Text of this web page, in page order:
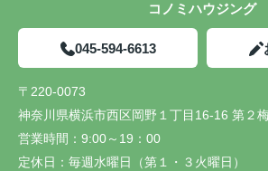
コノミハウジング
045-594-6613
〒220-0073
神奈川県横浜市西区岡野１丁目16-16 第２
営業時間： 9:00～19：00
定休日： 毎週水曜日（第１・３火曜日）